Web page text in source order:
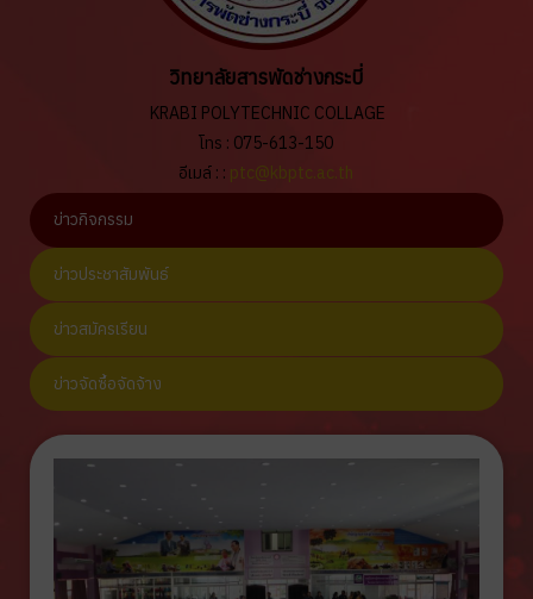
วิทยาลัยสารพัดช่างกระบี่
KRABI POLYTECHNIC COLLAGE
โทร : 075-613-150
อีเมล์ : : ptc@kbptc.ac.th
ข่าวกิจกรรม
ข่าวประชาสัมพันธ์
ข่าวสมัครเรียน
ข่าวจัดซื้อจัดจ้าง